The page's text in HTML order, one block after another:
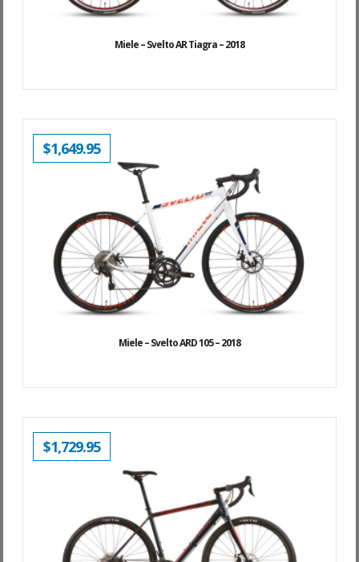
Miele – Svelto AR Tiagra – 2018
Miele – Svelto ARD 105 – 2018
$1,649.95
$1,729.95